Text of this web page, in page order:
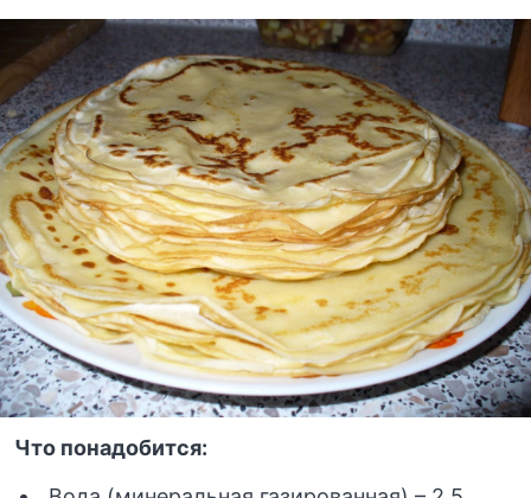
Что понадобится: